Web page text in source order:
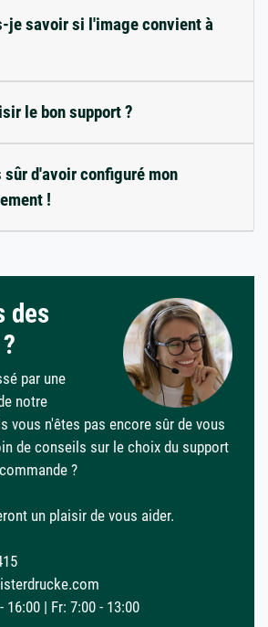
je savoir si l'image convient à
le bon support ?
sûr d'avoir configuré mon
!
des
par une
notre
vous n'êtes pas encore sûr de vous
de conseils sur le choix du support
?
un plaisir de vous aider.
16:00 | Fr: 7:00 - 13:00